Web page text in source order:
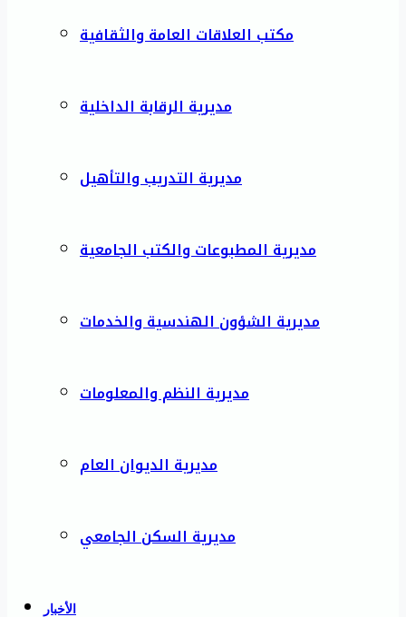
مكتب العلاقات العامة والثقافية
مديرية الرقابة الداخلية
مديرية التدريب والتأهيل
مديرية المطبوعات والكتب الجامعية
مديرية الشؤون الهندسية والخدمات
مديرية النظم والمعلومات
مديرية الديوان العام
مديرية السكن الجامعي
الأخبار